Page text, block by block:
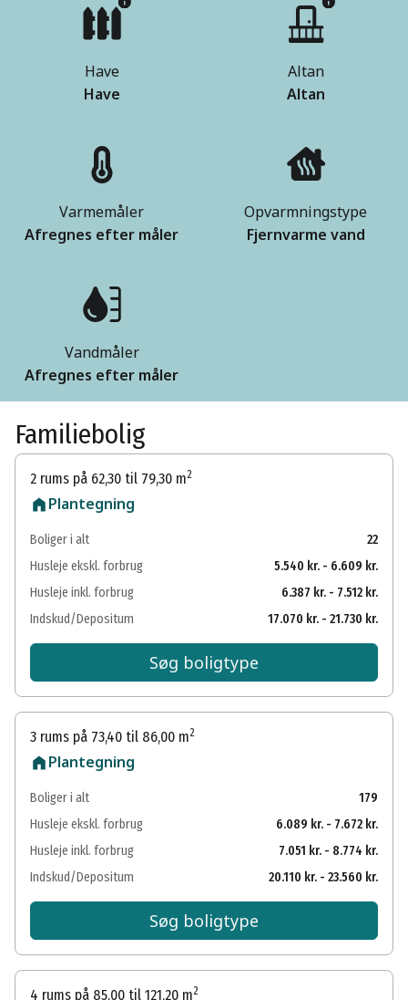
Have
Have
Altan
Altan
Varmemåler
Afregnes efter måler
Opvarmningstype
Fjernvarme vand
Vandmåler
Afregnes efter måler
Familiebolig
2 rums på 62,30 til 79,30 m2
Plantegning
Boliger i alt
22
Husleje ekskl. forbrug
5.540 kr. - 6.609 kr.
Husleje inkl. forbrug
6.387 kr. - 7.512 kr.
Indskud/Depositum
17.070 kr. - 21.730 kr.
Søg boligtype
3 rums på 73,40 til 86,00 m2
Plantegning
Boliger i alt
179
Husleje ekskl. forbrug
6.089 kr. - 7.672 kr.
Husleje inkl. forbrug
7.051 kr. - 8.774 kr.
Indskud/Depositum
20.110 kr. - 23.560 kr.
Søg boligtype
4 rums på 85,00 til 121,20 m2